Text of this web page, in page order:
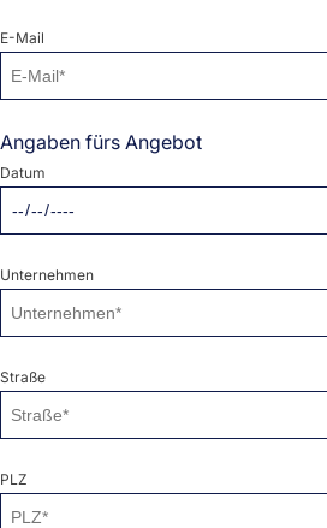
E-Mail
Angaben fürs Angebot
Datum
Unternehmen
Straße
PLZ